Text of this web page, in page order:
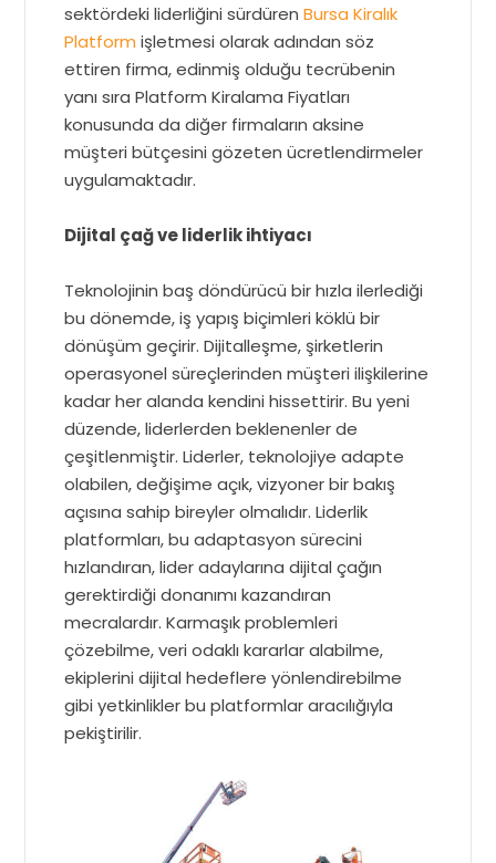
sektördeki liderliğini sürdürenBursa Kiralık
Platform işletmesi olarak adından söz
ettiren firma, edinmiş olduğu tecrübenin
yanı sıra Platform Kiralama Fiyatları
konusunda da diğer firmaların aksine
müşteri bütçesini gözeten ücretlendirmeler
uygulamaktadır.
Dijital çağ ve liderlik ihtiyacı
Teknolojinin baş döndürücü bir hızla ilerlediği
bu dönemde, iş yapış biçimleri köklü bir
dönüşüm geçirir. Dijitalleşme, şirketlerin
operasyonel süreçlerinden müşteri ilişkilerine
kadar her alanda kendini hissettirir. Bu yeni
düzende, liderlerden beklenenler de
çeşitlenmiştir. Liderler, teknolojiye adapte
olabilen, değişime açık, vizyoner bir bakış
açısına sahip bireyler olmalıdır. Liderlik
platformları, bu adaptasyon sürecini
hızlandıran, lider adaylarına dijital çağın
gerektirdiği donanımı kazandıran
mecralardır. Karmaşık problemleri
çözebilme, veri odaklı kararlar alabilme,
ekiplerini dijital hedeflere yönlendirebilme
gibi yetkinlikler bu platformlar aracılığıyla
pekiştirilir.